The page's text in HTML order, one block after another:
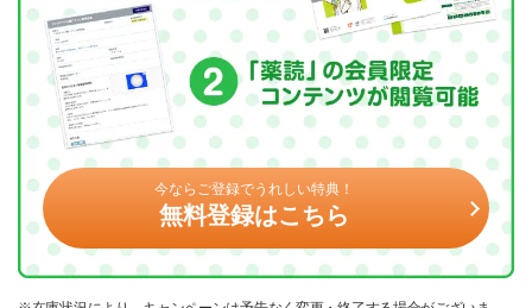
今ならご登録でうれしい特典！
無料登録はこちら